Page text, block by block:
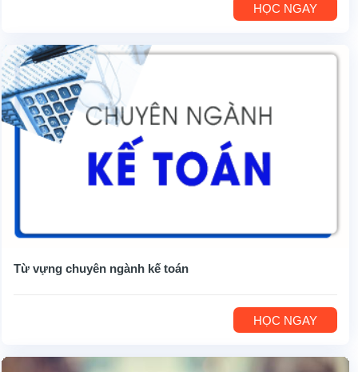
HỌC NGAY
Từ vựng chuyên ngành kế toán
HỌC NGAY